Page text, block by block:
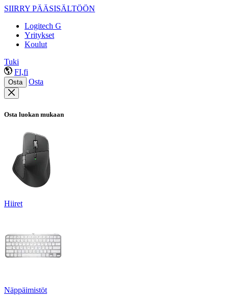
SIIRRY PÄÄSISÄLTÖÖN
Logitech G
Yritykset
Koulut
Tuki
FI,fi
Osta Osta
Osta luokan mukaan
Hiiret
Näppäimistöt